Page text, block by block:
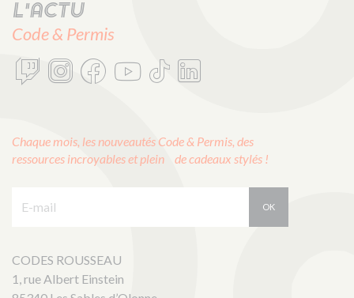
L'actu
Code & Permis
Chaque mois, les nouveautés Code & Permis, des
ressources incroyables et plein de cadeaux stylés !
OK
CODES ROUSSEAU
1, rue Albert Einstein